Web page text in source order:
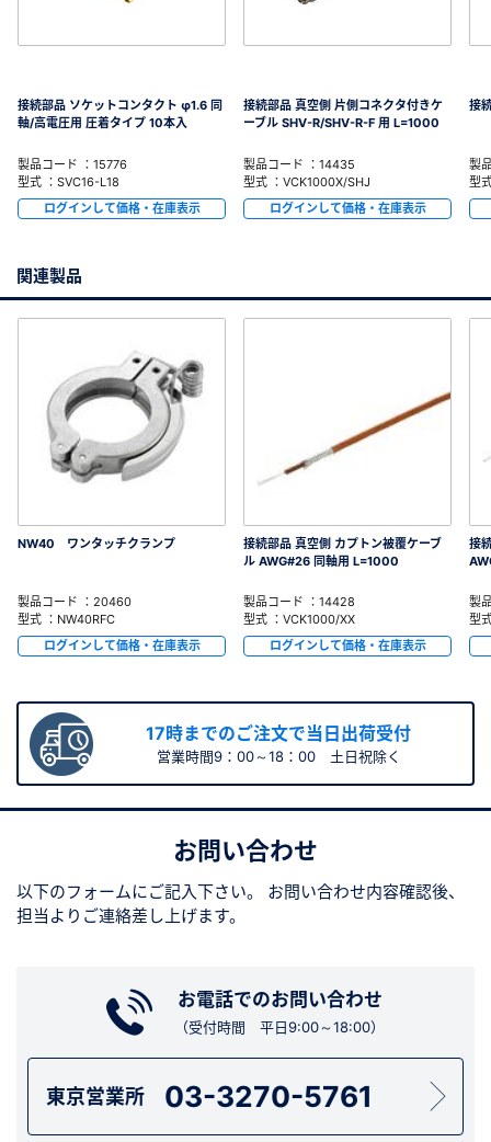
接続部品 ソケットコンタクト φ1.6 同
軸/高電圧用 圧着タイプ 10本入
製品コード ：15776
型式 ：SVC16-L18
ログインして価格・在庫表示
接続部品 真空側 片側コネクタ付きケ
ーブル SHV-R/SHV-R-F 用 L=1000
製品コード ：14435
型式 ：VCK1000X/SHJ
ログインして価格・在庫表示
接
製
型
関連製品
NW40 ワンタッチクランプ
製品コード ：20460
型式 ：NW40RFC
ログインして価格・在庫表示
接続部品 真空側 カプトン被覆ケーブ
ル AWG#26 同軸用 L=1000
製品コード ：14428
型式 ：VCK1000/XX
ログインして価格・在庫表示
接
製
型
17時までのご注文で当日出荷受付
営業時間9：00～18：00 土日祝除く
お問い合わせ
以下のフォームにご記入下さい。
お問い合わせ内容確認後、
担当よりご連絡差し上げます。
お電話でのお問い合わせ
（受付時間 平日9:00～18:00）
東京営業所 03-3270-5761